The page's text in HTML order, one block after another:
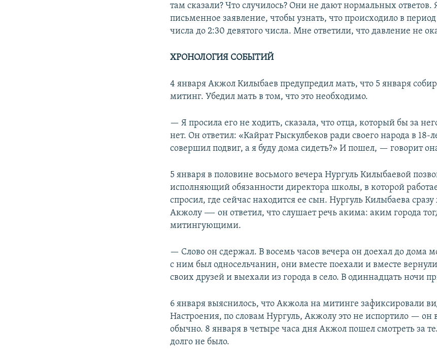
там сказали? Что случилось? Они не дают нормальных ответов.
письменное заявление, чтобы узнать, что происходило в период
числа до 2:30 девятого числа. Мне ответили, что давление не
ХРОНОЛОГИЯ СОБЫТИЙ
4 января Акжол Килыбаев предупредил мать, что 5 января
митинг. Убедил мать в том, что это необходимо.
— Я просила его не ходить, сказала, что отца, который бы за
нет. Он ответил: «Кайрат Рыскулбеков ради своего народа в 18-
совершил подвиг, а я буду дома сидеть?» И пошел, — говорит
5 января в половине восьмого вечера Нургуль Килыбаевой
исполняющий обязанности директора школы, в которой
спросил, где сейчас находится ее сын. Нургуль Килыбаева
Акжолу –— он ответил, что слушает речь акима: аким города
митингующими.
— Слово он сдержал. В восемь часов вечера он доехал до дома
с ним был односельчанин, они вместе поехали и вместе
своих друзей и выехали из города в село. В одиннадцать ночи
6 января выяснилось, что Акжола на митинге зафиксировали
Настроения, по словам Нургуль, Акжолу это не испортило — он
обычно. 8 января в четыре часа дня Акжол пошел смотреть за
долго не было.